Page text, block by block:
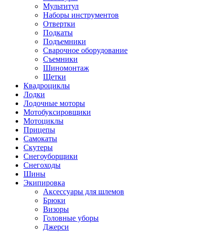
Мультитул
Наборы инструментов
Отвертки
Подкаты
Подъемники
Сварочное оборудование
Съемники
Шиномонтаж
Щетки
Квадроциклы
Лодки
Лодочные моторы
Мотобуксировщики
Мотоциклы
Прицепы
Самокаты
Скутеры
Снегоуборщики
Снегоходы
Шины
Экипировка
Аксессуары для шлемов
Брюки
Визоры
Головные уборы
Джерси